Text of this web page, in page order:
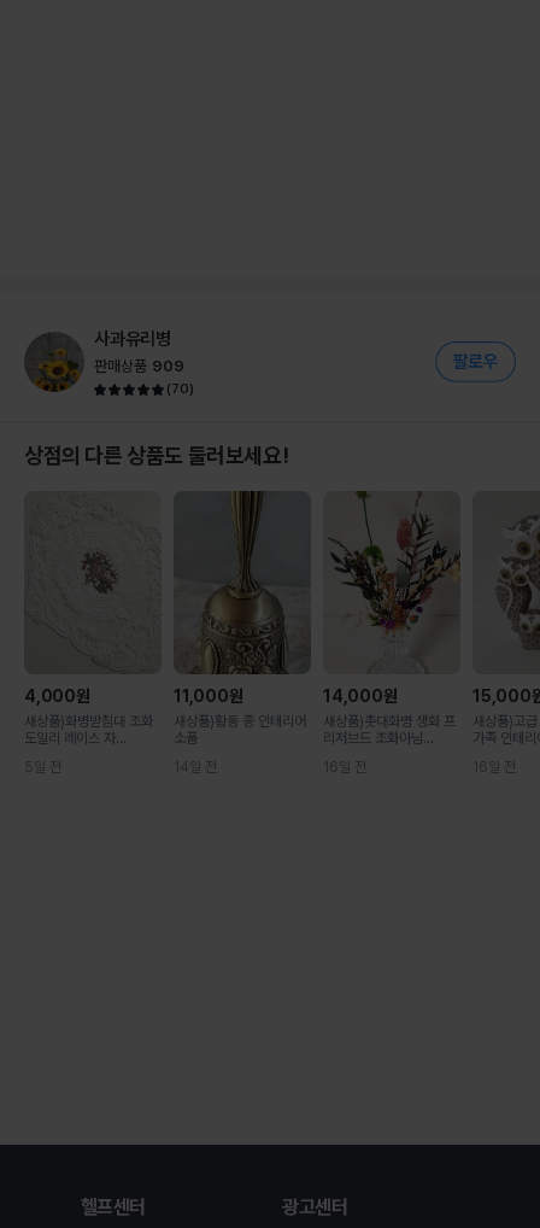
사과유리병
판매상품 909
(70)
상점의 다른 상품도 둘러보세요!
4,000원
새상품)화병받침대 조화
도일리 레이스 자...
5일 전
11,000원
새상품)황동 종 인테리어
소품
14일 전
14,000원
새상품)촛대화병 생화 프
리저브드 조화아님...
16일 전
15,000
새상품)고
가족 인테
16일 전
헬프센터 광고센터